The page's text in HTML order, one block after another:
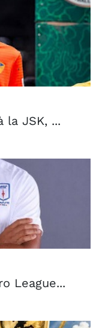
la JSK, ...
League...